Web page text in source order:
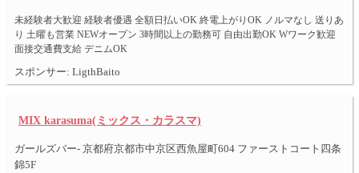
未経験者大歓迎 経験者優遇 全額日払いOK 終電上がりOK ノルマなし 送りあ
り 土曜も営業 NEWオープン 3時間以上の勤務可 自由出勤OK Wワーク歓迎
面接交通費支給 デニムOK
スポンサー: LigthBaito
MIX karasuma(ミックス・カラスマ)
ガールズバー- 京都府京都市中京区西魚屋町604 ファーストコート四条
錦5F